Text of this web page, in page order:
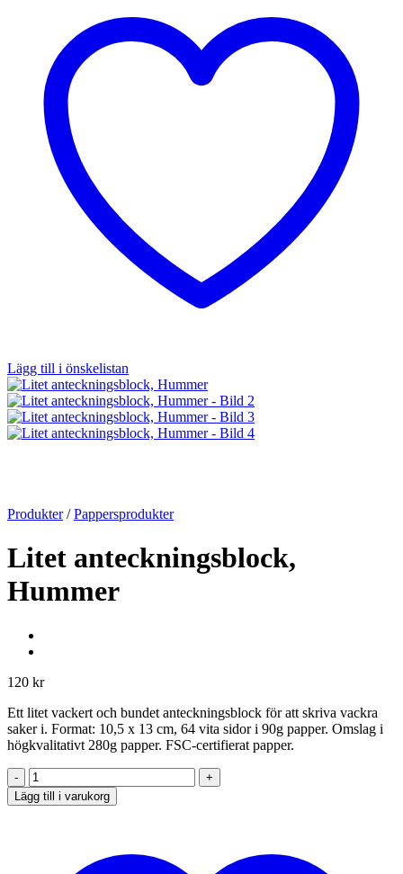
Lägg till i önskelistan
Produkter / Pappersprodukter
Litet anteckningsblock,
Hummer
120 kr
Ett litet vackert och bundet anteckningsblock för att skriva vackra
saker i. Format: 10,5 x 13 cm, 64 vita sidor i 90g papper. Omslag i
högkvalitativt 280g papper. FSC-certifierat papper.
Litet
anteckningsblock,
Hummer
Lägg till i varukorg